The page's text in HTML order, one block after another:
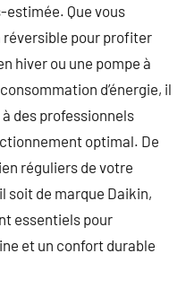
Que vous
pour profiter
hiver ou une pompe à
d’énergie, il
des professionnels
optimal. De
réguliers de votre
soit de marque Daikin,
essentiels pour
et un confort durable